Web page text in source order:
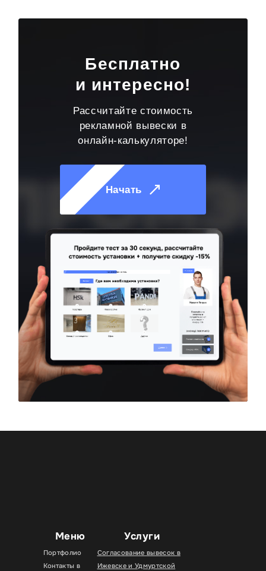
Бесплатно
и интересно!
Рассчитайте стоимость
рекламной вывески в
онлайн-калькуляторе!
Начать
Меню
Портфолио
Контакты в
Услуги
Согласование вывесок в
Ижевске и Удмуртской